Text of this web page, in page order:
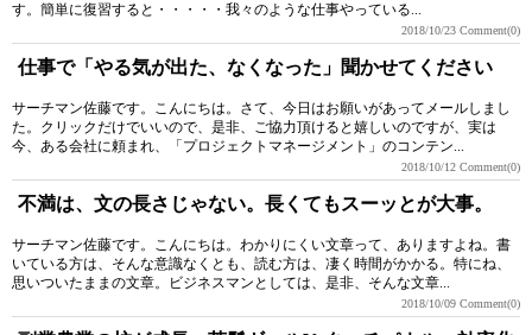
す。簡単に復習すると・・・・・我々のような仕事やっている...
2018/10/23 Comment(0)
仕事で「やる気が出た、なくなった」聞かせてください
サーチマン佐藤です。こんにちは。さて、今日はお願いがあってメールしまし
た。クリックだけでいいので、是非、ご協力頂けると嬉しいのですが、実は
今、ある会社に頼まれ、「プロジェクトマネージメント」のコンテン...
2018/10/12 Comment(0)
不満は、文の長さじゃない。長くてもスーッとが大事。
サーチマン佐藤です。こんにちは。わかりにくい文章って、ありますよね。書
いている方は、そんな意識なくとも、読む方は、凄く時間がかかる。特にね、
思いついたままの文章。ビジネスマンとしては、是非、そんな文章...
2018/10/09 Comment(0)